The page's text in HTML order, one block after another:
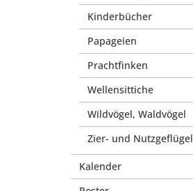
Kinderbücher
Papageien
Prachtfinken
Wellensittiche
Wildvögel, Waldvögel
Zier- und Nutzgeflügel
Kalender